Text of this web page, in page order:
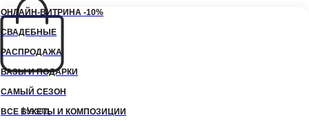
Назад
ОНЛАЙН-ВИТРИНА -10%
СВАДЕБНЫЕ
РАСПРОДАЖА
ВАЗЫ И ПОДАРКИ
САМЫЙ СЕЗОН
ВСЕ БУКЕТЫ И КОМПОЗИЦИИ